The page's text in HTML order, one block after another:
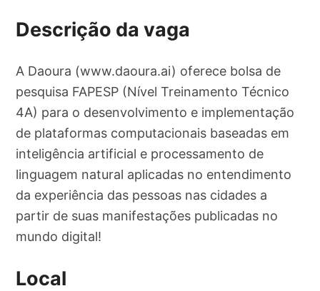
Descrição da vaga
A Daoura (www.daoura.ai) oferece bolsa de
pesquisa FAPESP (Nível Treinamento Técnico
4A) para o desenvolvimento e implementação
de plataformas computacionais baseadas em
inteligência artificial e processamento de
linguagem natural aplicadas no entendimento
da experiência das pessoas nas cidades a
partir de suas manifestações publicadas no
mundo digital!
Local